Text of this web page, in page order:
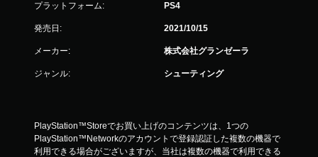
プラットフォーム: PS4
発売日: 2021/10/15
メーカー: 株式会社グランゼーラ
ジャンル: シューティング
PlayStation™Storeでお買い上げのコンテンツは、1つの
PlayStation™Networkのアカウントで登録認証した複数の機器で
利用できる場合がございますが、当社は複数の機器で利用できる